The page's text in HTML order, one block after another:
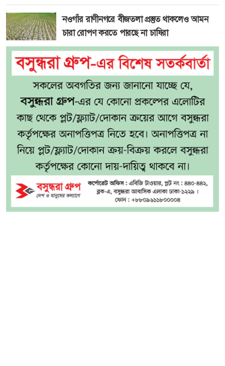
নওগাঁর রাণীনগরে বীজতলা প্রস্তুত থাকলেও আমন
চারা রোপণ করতে পারছে না চাষিরা